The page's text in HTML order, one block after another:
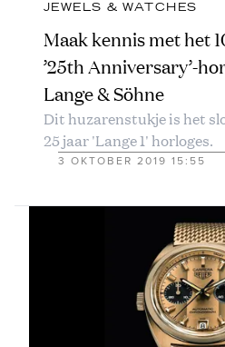
JEWELS & WATCHES
Maak kennis met het
’25th Anniversary’-
Lange & Söhne
Dit huzarenstukje is het
25 jaar 'Lange 1' horloges.
3 OKTOBER 2019 15:55